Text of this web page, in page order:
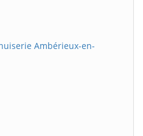
Ambérieux-en-